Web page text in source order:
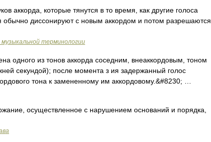
аккорда, которые тянутся в то время, как другие голоса
обычно диссонируют с новым аккордом и потом разрешаются
музыкальной терминологии
одного из тонов аккорда соседним, внеаккордовым, тоном
секундой); после момента з ия задержанный голос
тона к замененному им аккордовому.&#8230; …
осуществленное с нарушением оснований и порядка,